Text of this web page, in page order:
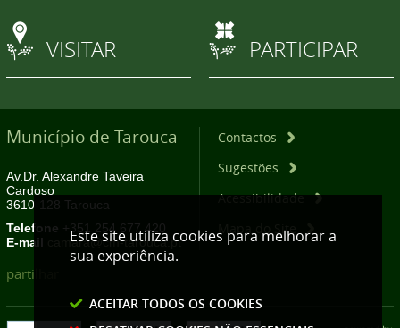
VISITAR PARTICIPAR
Município de Tarouca
Av.Dr. Alexandre Taveira
Cardoso
3610-128 Tarouca
Telefone +351 254 677 420
E-mail
camara@cm-tarouca.pt
Contactos
Sugestões
Acessibilidade
Mapa do Site
partilhar
Este site utiliza cookies para melhorar a
sua experiência.
ACEITAR TODOS OS COOKIES